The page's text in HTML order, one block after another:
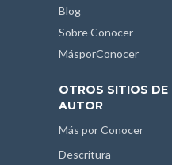
Blog
Sobre Conocer
MásporConocer
OTROS SITIOS DE
AUTOR
Más por Conocer
Descritura